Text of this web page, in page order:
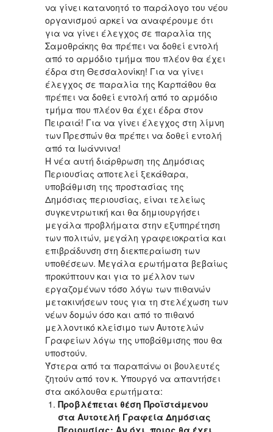
να γίνει κατανοητό το παράλογο του νέου
οργανισμού αρκεί να αναφέρουμε ότι
για να γίνει έλεγχος σε παραλία της
Σαμοθράκης θα πρέπει να δοθεί εντολή
από το αρμόδιο τμήμα που πλέον θα έχει
έδρα στη Θεσσαλονίκη! Για να γίνει
έλεγχος σε παραλία της Καρπάθου θα
πρέπει να δοθεί εντολή από το αρμόδιο
τμήμα που πλέον θα έχει έδρα στον
Πειραιά! Για να γίνει έλεγχος στη λίμνη
των Πρεσπών θα πρέπει να δοθεί εντολή
από τα Ιωάννινα!
Η νέα αυτή διάρθρωση της Δημόσιας
Περιουσίας αποτελεί ξεκάθαρα,
υποβάθμιση της προστασίας της
Δημόσιας περιουσίας, είναι τελείως
συγκεντρωτική και θα δημιουργήσει
μεγάλα προβλήματα στην εξυπηρέτηση
των πολιτών, μεγάλη γραφειοκρατία και
επιβράδυνση στη διεκπεραίωση των
υποθέσεων. Μεγάλα ερωτήματα βεβαίως
προκύπτουν και για το μέλλον των
εργαζομένων τόσο λόγω των πιθανών
μετακινήσεων τους για τη στελέχωση των
νέων δομών όσο και από το πιθανό
μελλοντικό κλείσιμο των Αυτοτελών
Γραφείων λόγω της υποβάθμισης που θα
υποστούν.
Ύστερα από τα παραπάνω οι βουλευτές
ζητούν από τον κ. Υπουργό να απαντήσει
στα ακόλουθα ερωτήματα:
Προβλέπεται θέση Προϊστάμενου
στα Αυτοτελή Γραφεία Δημόσιας
Περιουσίας; Αν όχι ποιος θα έχει